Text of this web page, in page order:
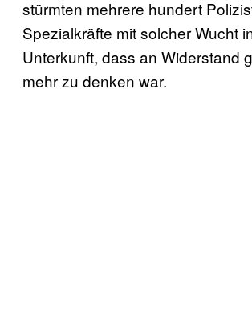
stürmten mehrere hundert
Spezialkräfte mit solcher Wucht
Unterkunft, dass an Widerstand
mehr zu denken war.